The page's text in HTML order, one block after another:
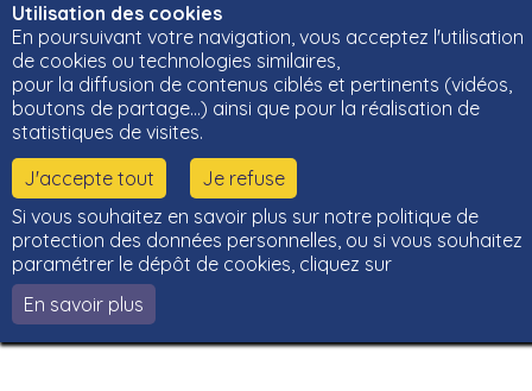
Utilisation des cookies
En poursuivant votre navigation, vous acceptez l'utilisation
de cookies ou technologies similaires,
pour la diffusion de contenus ciblés et pertinents (vidéos,
boutons de partage…) ainsi que pour la réalisation de
statistiques de visites.
J'accepte tout
Je refuse
Si vous souhaitez en savoir plus sur notre politique de
protection des données personnelles, ou si vous souhaitez
paramétrer le dépôt de cookies, cliquez sur
En savoir plus